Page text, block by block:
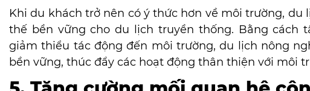
Khi du khách trở nên có ý thức hơn về môi trường,
thế bền vững cho du lịch truyền thống. Bằng cách
giảm thiểu tác động đến môi trường, du lịch nông
bền vững, thúc đẩy các hoạt động thân thiện với môi